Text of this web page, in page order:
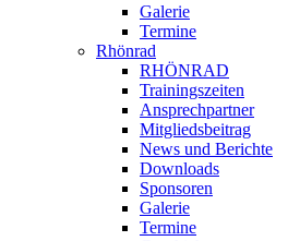
Galerie
Termine
Rhönrad
RHÖNRAD
Trainingszeiten
Ansprechpartner
Mitgliedsbeitrag
News und Berichte
Downloads
Sponsoren
Galerie
Termine